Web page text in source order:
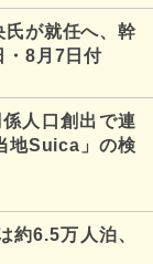
氏が就任へ、幹
8月7日付
人口創出で連
地Suica」の検
約6.5万人泊、